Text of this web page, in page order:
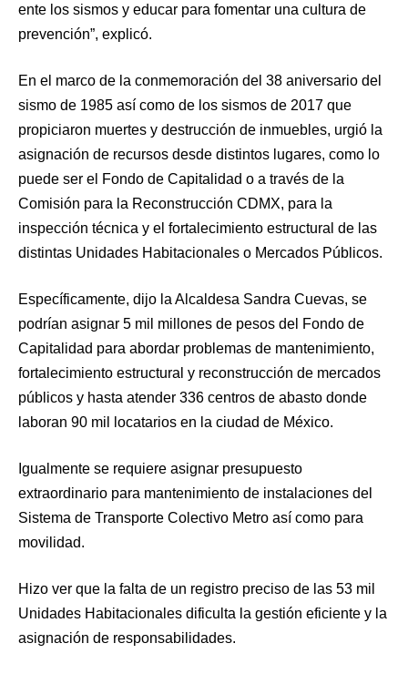
ente los sismos y educar para fomentar una cultura de
prevención”, explicó.
En el marco de la conmemoración del 38 aniversario del
sismo de 1985 así como de los sismos de 2017 que
propiciaron muertes y destrucción de inmuebles, urgió la
asignación de recursos desde distintos lugares, como lo
puede ser el Fondo de Capitalidad o a través de la
Comisión para la Reconstrucción CDMX, para la
inspección técnica y el fortalecimiento estructural de las
distintas Unidades Habitacionales o Mercados Públicos.
Específicamente, dijo la Alcaldesa Sandra Cuevas, se
podrían asignar 5 mil millones de pesos del Fondo de
Capitalidad para abordar problemas de mantenimiento,
fortalecimiento estructural y reconstrucción de mercados
públicos y hasta atender 336 centros de abasto donde
laboran 90 mil locatarios en la ciudad de México.
Igualmente se requiere asignar presupuesto
extraordinario para mantenimiento de instalaciones del
Sistema de Transporte Colectivo Metro así como para
movilidad.
Hizo ver que la falta de un registro preciso de las 53 mil
Unidades Habitacionales dificulta la gestión eficiente y la
asignación de responsabilidades.